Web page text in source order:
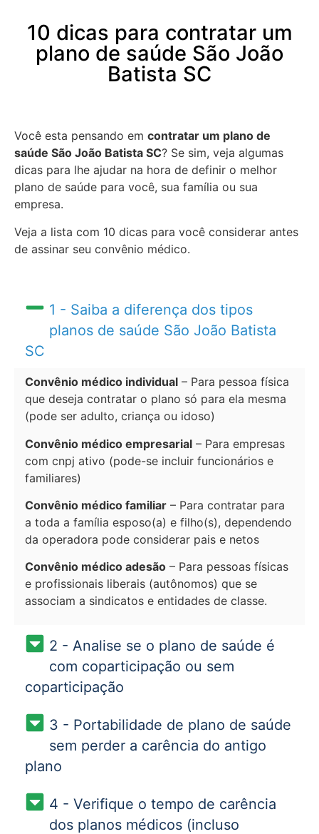
10 dicas para contratar um
plano de saúde São João
Batista SC
Você esta pensando em contratar um plano de
saúde São João Batista SC? Se sim, veja algumas
dicas para lhe ajudar na hora de definir o melhor
plano de saúde para você, sua família ou sua
empresa.
Veja a lista com 10 dicas para você considerar antes
de assinar seu convênio médico.
1 - Saiba a diferença dos tipos
planos de saúde São João Batista
SC
Convênio médico individual – Para pessoa física
que deseja contratar o plano só para ela mesma
(pode ser adulto, criança ou idoso)
Convênio médico empresarial – Para empresas
com cnpj ativo (pode-se incluir funcionários e
familiares)
Convênio médico familiar – Para contratar para
a toda a família esposo(a) e filho(s), dependendo
da operadora pode considerar pais e netos
Convênio médico adesão – Para pessoas físicas
e profissionais liberais (autônomos) que se
associam a sindicatos e entidades de classe.
2 - Analise se o plano de saúde é
com coparticipação ou sem
coparticipação
3 - Portabilidade de plano de saúde
sem perder a carência do antigo
plano
4 - Verifique o tempo de carência
dos planos médicos (incluso